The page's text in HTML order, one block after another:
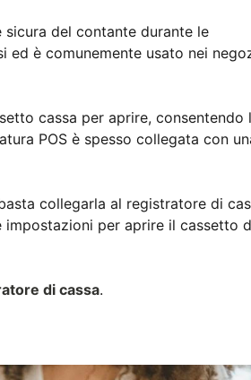
del contante durante le
ed è comunemente usato nei
cassa per aprire, consentendo
POS è spesso collegata con
collegarla al registratore di
per aprire il cassetto
di cassa.